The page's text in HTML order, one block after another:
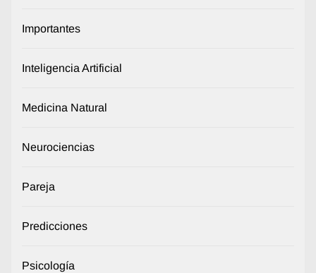
Importantes
Inteligencia Artificial
Medicina Natural
Neurociencias
Pareja
Predicciones
Psicología